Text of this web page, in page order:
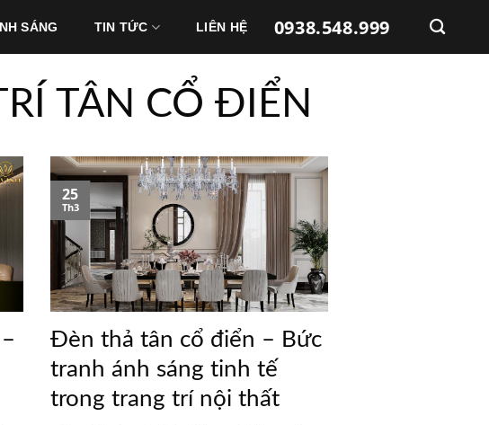
SÁNG TIN TỨC LIÊN HỆ 0938.548.999
TÂN CỔ ĐIỂN
Đèn thả tân cổ điển – Bức
tranh ánh sáng tinh tế
trong trang trí nội thất
25
Th3